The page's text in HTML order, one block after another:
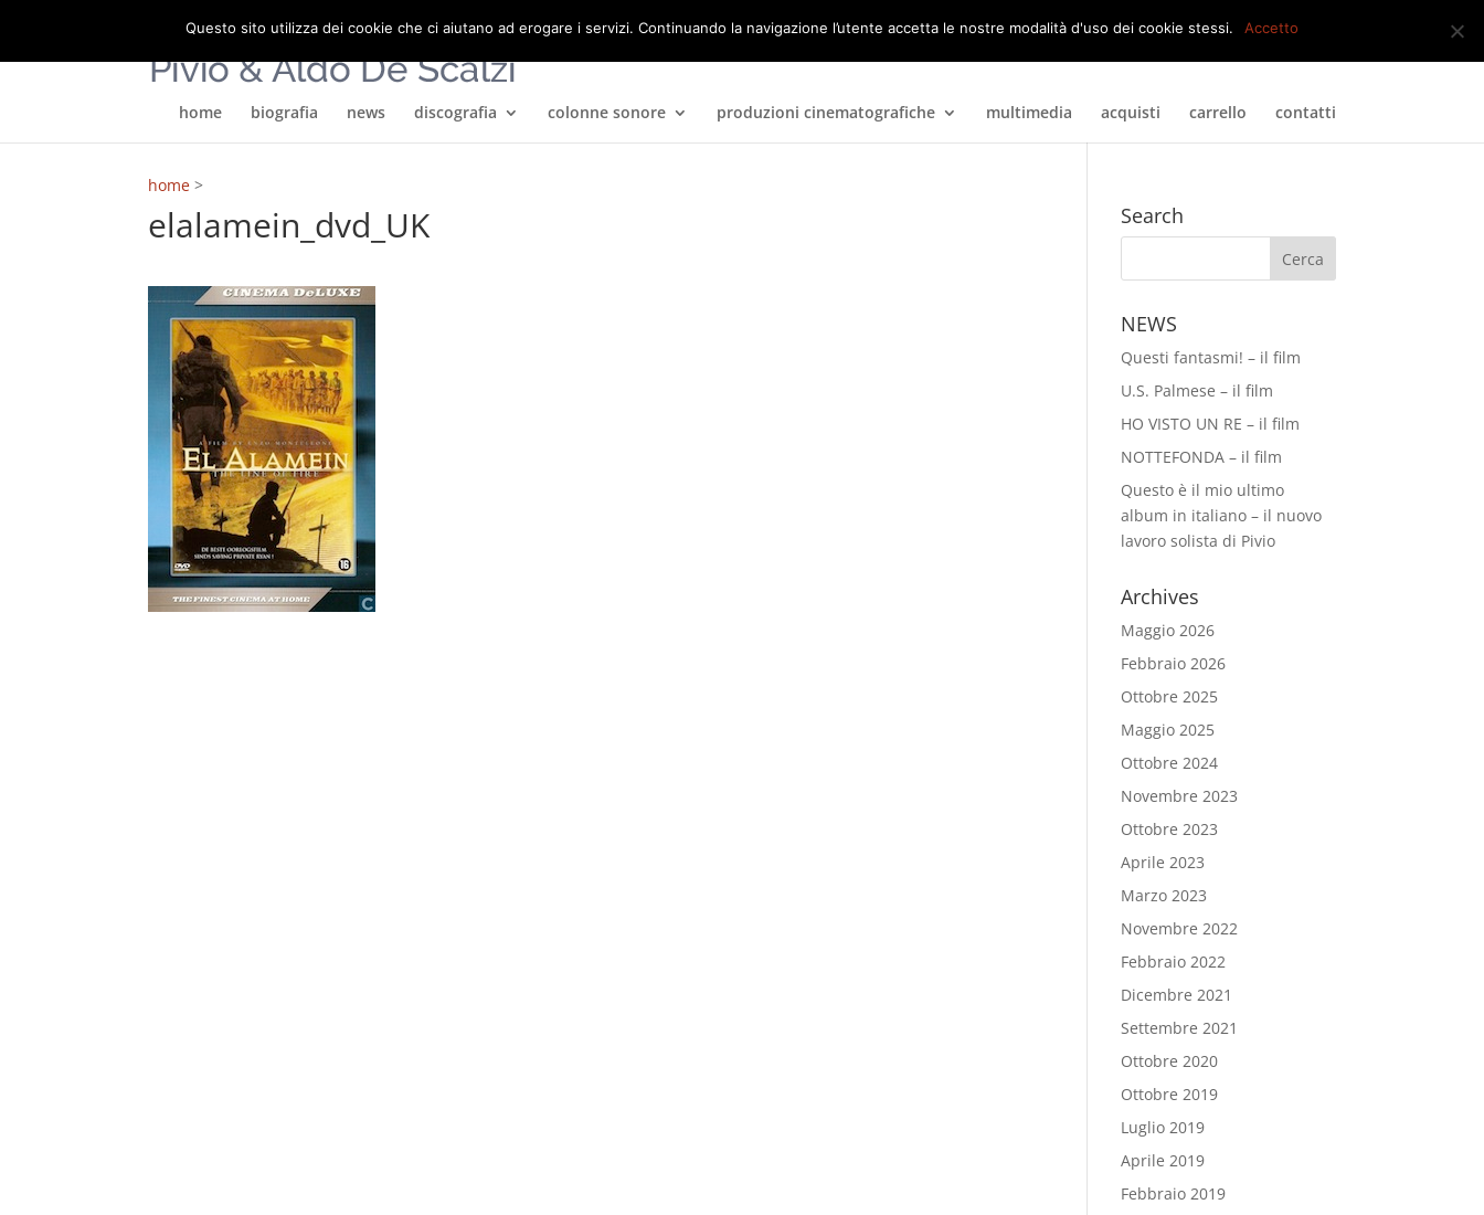
home biografia news discografia colonne sonore produzioni cinematografiche multimedia acquisti carrello contatti
home >
elalamein_dvd_UK Search
NEWS
Questi fantasmi! – il film
U.S. Palmese – il film
HO VISTO UN RE – il film
NOTTEFONDA – il film
Questo è il mio ultimo
album in italiano – il nuovo
lavoro solista di Pivio
Archives
Maggio 2026
Febbraio 2026
Ottobre 2025
Maggio 2025
Ottobre 2024
Novembre 2023
Ottobre 2023
Aprile 2023
Marzo 2023
Novembre 2022
Febbraio 2022
Dicembre 2021
Settembre 2021
Ottobre 2020
Ottobre 2019
Luglio 2019
Aprile 2019
Febbraio 2019
Questo sito utilizza dei cookie che ci aiutano ad erogare i servizi. Continuando la navigazione l’utente accetta le nostre modalità d'uso dei cookie stessi. Accetto